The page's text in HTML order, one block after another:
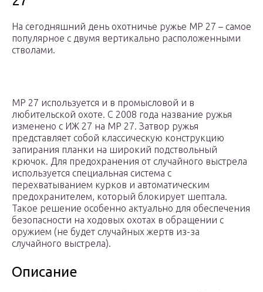
На сегодняшний день охотничье ружье МР 27 – самое
популярное с двумя вертикально расположенными
стволами.
МР 27 используется и в промысловой и в
любительской охоте. С 2008 года название ружья
изменено с ИЖ 27 на МР 27. Затвор ружья
представляет собой классическую конструкцию
запирания планки на широкий подствольный
крючок. Для предохранения от случайного выстрела
используется специальная система с
перехватыванием курков и автоматическим
предохранителем, который блокирует шептала.
Такое решение особенно актуально для обеспечения
безопасности на ходовых охотах в обращении с
оружием (не будет случайных жертв из-за
случайного выстрела).
Описание